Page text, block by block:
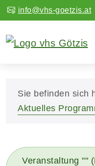
info@vhs-goetzis.at
Sie befinden sich
Aktuelles
Veranstaltung ""